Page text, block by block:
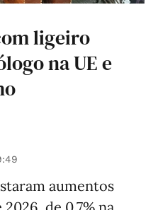
ligeiro
na UE e
aumentos